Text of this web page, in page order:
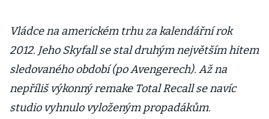
Vládce na americkém trhu za kalendářní rok
2012. Jeho Skyfall se stal druhým největším hitem
sledovaného období (po Avengerech). Až na
nepříliš výkonný remake Total Recall se navíc
studio vyhnulo vyloženým propadákům.